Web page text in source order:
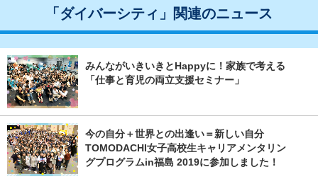
「ダイバーシティ」関連のニュース
みんながいきいきとHappyに！家族で考える
「仕事と育児の両立支援セミナー」
今の自分＋世界との出逢い＝新しい自分
TOMODACHI女子高校生キャリアメンタリン
グプログラムin福島 2019に参加しました！